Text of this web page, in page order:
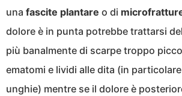
una fascite plantare o di
dolore è in punta potrebbe trattarsi
più banalmente di scarpe troppo
ematomi e lividi alle dita (in
unghie) mentre se il dolore è